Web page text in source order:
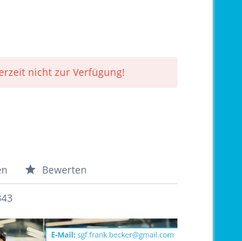
nicht zur Verfügung!
Bewerten